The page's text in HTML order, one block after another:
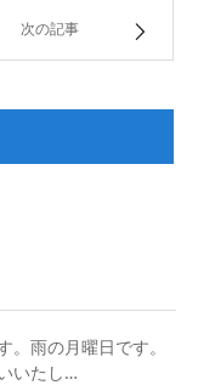
次の記事
。雨の月曜日です。
いたし…